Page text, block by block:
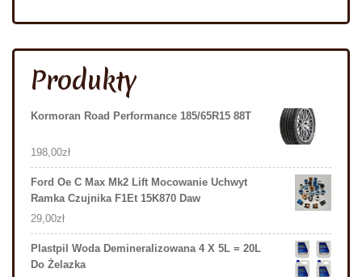
Produkty
Kormoran Road Performance 185/65R15 88T
198,00zł
Ford Oe C Max Mk2 Lift Mocowanie Uchwyt
Ramka Czujnika F1Et 15K870 Daw
29,00zł
Plastpil Woda Demineralizowana 4 X 5L = 20L
Do Żelazka